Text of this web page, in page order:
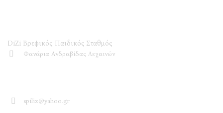
DiZi Βρεφικός Παιδικός Σταθμός
Φανάρια Ανδραβίδας Λεχαινών
spiliz@yahoo.gr